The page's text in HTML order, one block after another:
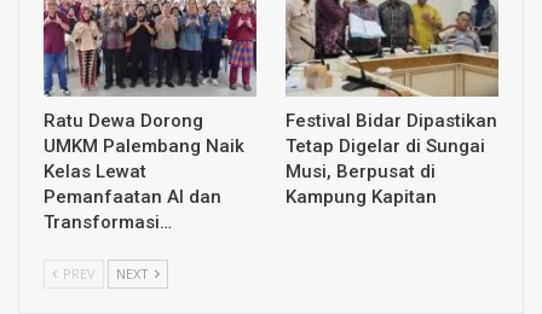
Ratu Dewa Dorong
UMKM Palembang Naik
Kelas Lewat
Pemanfaatan AI dan
Transformasi…
Festival Bidar Dipastikan
Tetap Digelar di Sungai
Musi, Berpusat di
Kampung Kapitan
PREV NEXT